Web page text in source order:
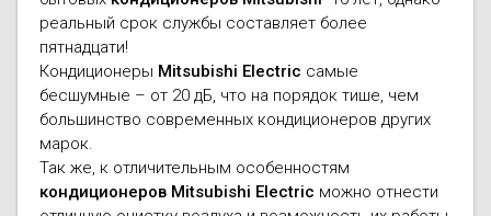
реальный срок службы составляет более
пятнадцати!
Кондиционеры Mitsubishi Electric самые
бесшумные – от 20 дБ, что на порядок тише, чем
большинство современных кондиционеров других
марок.
Так же, к отличительным особенностям
кондиционеров Mitsubishi Electric можно отнести